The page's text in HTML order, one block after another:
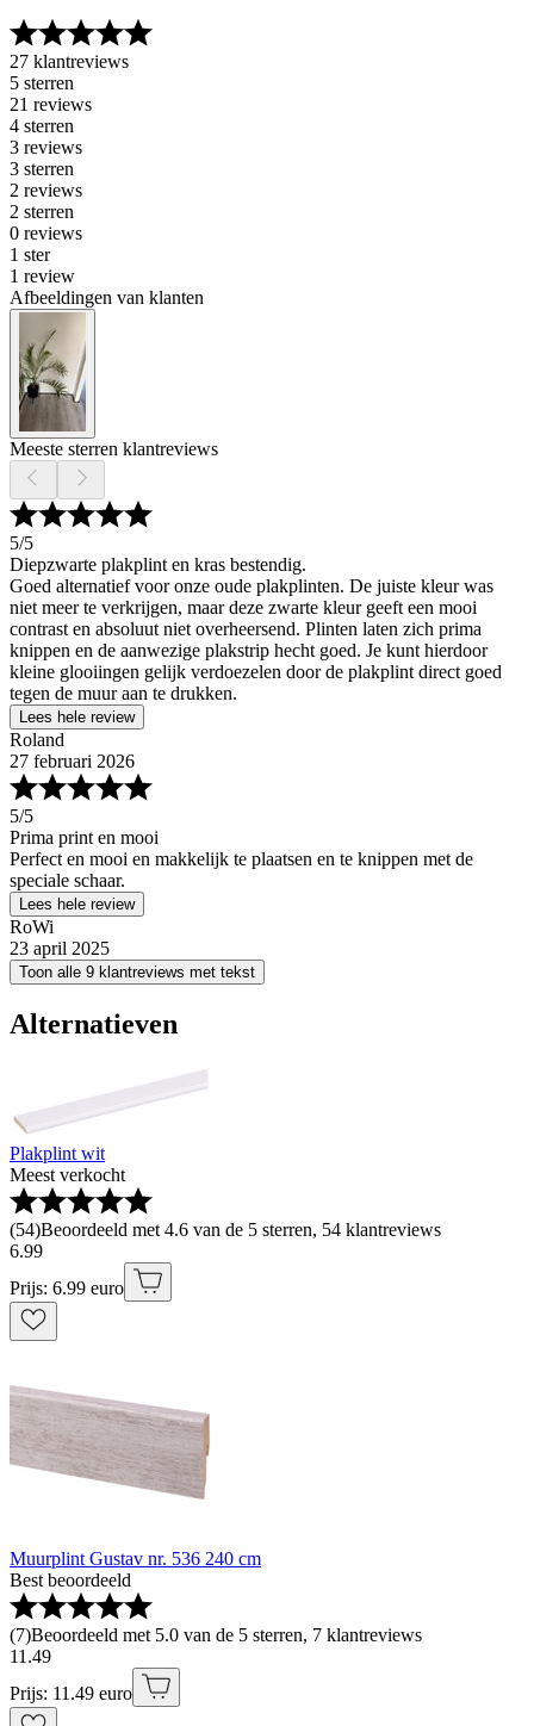
27 klantreviews
5 sterren
21 reviews
4 sterren
3 reviews
3 sterren
2 reviews
2 sterren
0 reviews
1 ster
1 review
Afbeeldingen van klanten
Meeste sterren klantreviews
5/5
Diepzwarte plakplint en kras bestendig.
Goed alternatief voor onze oude plakplinten. De juiste kleur was
niet meer te verkrijgen, maar deze zwarte kleur geeft een mooi
contrast en absoluut niet overheersend. Plinten laten zich prima
knippen en de aanwezige plakstrip hecht goed. Je kunt hierdoor
kleine glooiingen gelijk verdoezelen door de plakplint direct goed
tegen de muur aan te drukken.
Lees hele review
Roland
27 februari 2026
5/5
Prima print en mooi
Perfect en mooi en makkelijk te plaatsen en te knippen met de
speciale schaar.
Lees hele review
RoWi
23 april 2025
Toon alle 9 klantreviews met tekst
Alternatieven
Plakplint wit
Meest verkocht
(54)Beoordeeld met 4.6 van de 5 sterren, 54 klantreviews
6.99
Prijs: 6.99 euro
Muurplint Gustav nr. 536 240 cm
Best beoordeeld
(7)Beoordeeld met 5.0 van de 5 sterren, 7 klantreviews
11 .49
Prijs: 11.49 euro